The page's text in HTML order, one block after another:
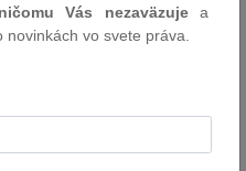
informácií podľa
lehôt s dopadom
Rady (EÚ) č. 904/2010 zo dňa
Vás nezaväzujea
vo svete práva.